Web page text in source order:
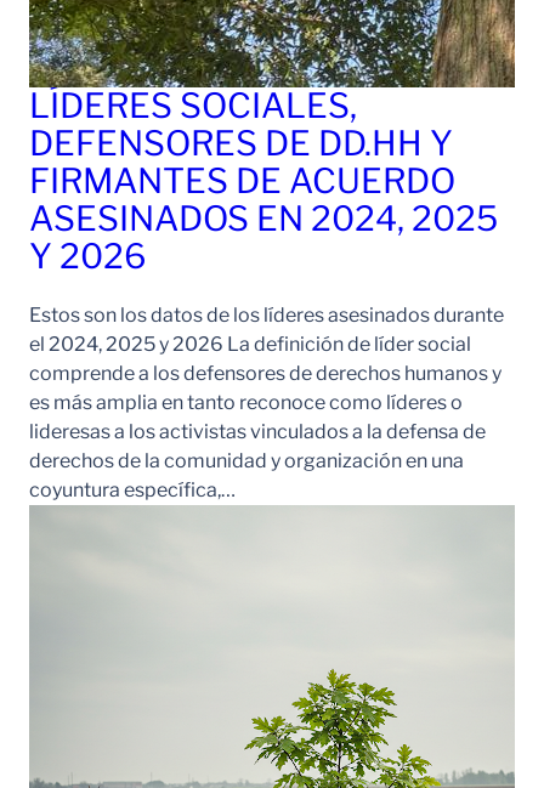
LÍDERES SOCIALES,
DEFENSORES DE DD.HH Y
FIRMANTES DE ACUERDO
ASESINADOS EN 2024, 2025
Y 2026
Estos son los datos de los líderes asesinados durante
el 2024, 2025 y 2026 La definición de líder social
comprende a los defensores de derechos humanos y
es más amplia en tanto reconoce como líderes o
lideresas a los activistas vinculados a la defensa de
derechos de la comunidad y organización en una
coyuntura específica,…